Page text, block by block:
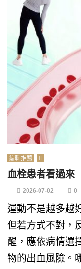
編輯推薦
血栓患者看過來
2026-07-02 0
運動不是越多越
但若方式不對，
醒，應依病情選
物的出血風險。